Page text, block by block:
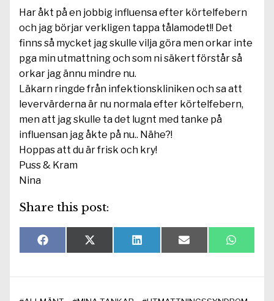
Har åkt på en jobbig influensa efter körtelfebern
och jag börjar verkligen tappa tålamodet!! Det
finns så mycket jag skulle vilja göra men orkar inte
pga min utmattning och som ni säkert förstår så
orkar jag ännu mindre nu.
Läkarn ringde från infektionskliniken och sa att
levervärderna är nu normala efter körtelfebern,
men att jag skulle ta det lugnt med tanke på
influensan jag åkte på nu.. Nähe?!
Hoppas att du är frisk och kry!
Puss & Kram
Nina
Share this post:
Dela
på
F
a
e
Dela
på
X
(
w
Dela
på
L
i
k
Dela
på
E
-
o
Dela
på
W
h
t